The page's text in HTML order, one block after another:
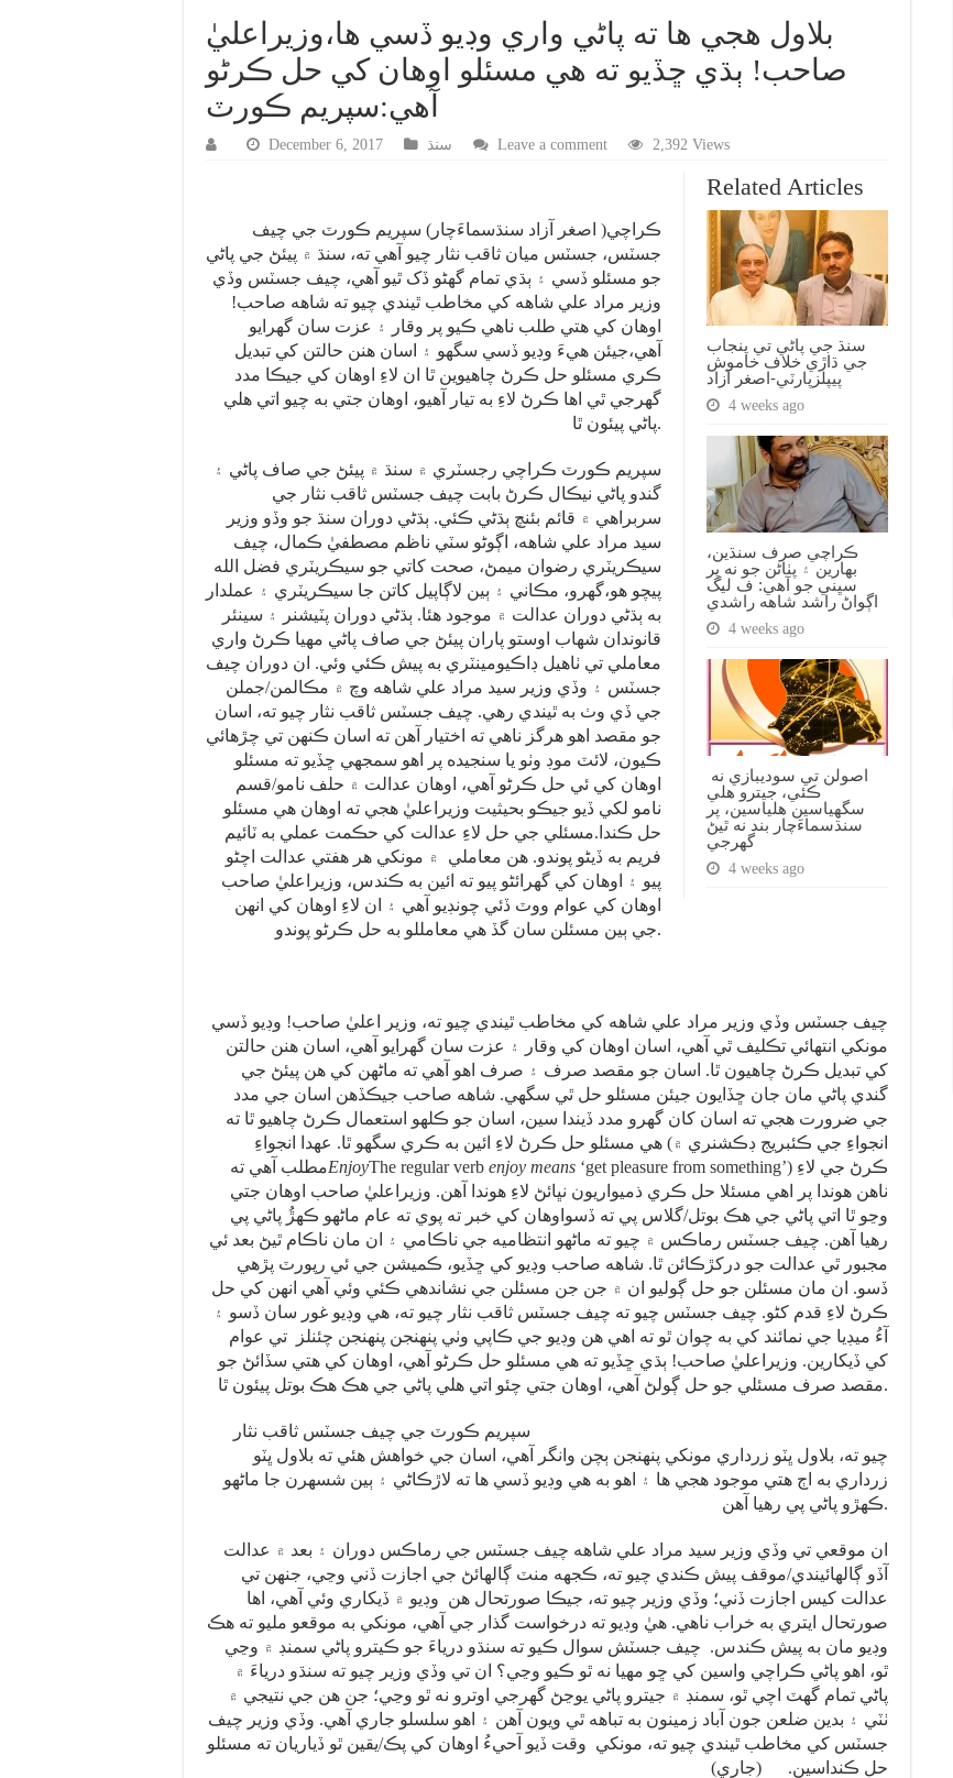
بلاول هجي ها ته پاڻي واري وڊيو ڏسي ها،وزيراعليٰ
صاحب! ٻڌي ڇڏيو ته هي مسئلو اوهان کي حل ڪرڻو
آهي:سپريم ڪورٽ
December 6, 2017 سنڌ Leave a comment 2,392 Views
Related Articles
سنڌ جي پاڻي تي پنجاب
جي ڌاڙي خلاف خاموش
پيپلزپارٽي-اصغر آزاد
4 weeks ago
ڪراچي صرف سنڌين،
بهارين ۽ پٺاڻن جو نه پر
سڀني جو آهي: ف ليگ
اڳواڻ راشد شاهه راشدي
4 weeks ago
ڪئي، جيترو هلي
سگهياسين هلياسين، پر
سنڌسماءَچار بند نه ٿيڻ
گهرجي
4 weeks ago
ڪراچي( اصغر آزاد سنڌسماءَچار) سپريم ڪورٽ جي چيف
جسٽس، جسٽس ميان ثاقب نثار چيو آهي ته، سنڌ ۾ پيئڻ جي پاڻي
جو مسئلو ڏسي ۽ ٻڌي تمام گهڻو ڏک ٿيو آهي، چيف جسٽس وڏي
وزير مراد علي شاهه کي مخاطب ٿيندي چيو ته شاهه صاحب!
اوهان کي هتي طلب ناهي ڪيو پر وقار ۽ عزت سان گهرايو
آهي،جيئن هيءَ وڊيو ڏسي سگهو ۽ اسان هنن حالتن کي تبديل
ڪري مسئلو حل ڪرڻ چاهيوين ٿا ان لاءِ اوهان کي جيڪا مدد
گهرجي ٿي اها ڪرڻ لاءِ به تيار آهيو، اوهان جتي به چيو اتي هلي
پاڻي پيئون ٿا.
سپريم ڪورٽ ڪراچي رجسٽري ۾ سنڌ ۾ پيئڻ جي صاف پاڻي ۽
گندو پاڻي نيڪال ڪرڻ بابت چيف جسٽس ثاقب نثار جي
سربراهي ۾ قائم بئنچ ٻڌڻي ڪئي. ٻڌڻي دوران سنڌ جو وڏو وزير
سيد مراد علي شاهه، اڳوڻو سٽي ناظم مصطفيٰ ڪمال، چيف
سيڪريٽري رضوان ميمڻ، صحت کاتي جو سيڪريٽري فضل الله
پيچو هو،گهرو، مڪاني ۽ ٻين لاڳاپيل کاتن جا سيڪريٽري ۽ عملدار
به ٻڌڻي دوران عدالت ۾ موجود هئا. ٻڌڻي دوران پٽيشنر ۽ سينئر
قانوندان شهاب اوستو پاران پيئڻ جي صاف پاڻي مهيا ڪرڻ واري
معاملي تي ٺاهيل ڊاڪيومينٽري به پيش ڪئي وئي. ان دوران چيف
جسٽس ۽ وڏي وزير سيد مراد علي شاهه وچ ۾ مڪالمن/جملن
جي ڏي وٺ به ٿيندي رهي. چيف جسٽس ثاقب نثار چيو ته، اسان
جو مقصد اهو هرگز ناهي ته اختيار آهن ته اسان ڪنهن تي چڙهائي
ڪيون، لائٽ موڊ وٺو يا سنجيده پر اهو سمجهي ڇڏيو ته مسئلو
اوهان کي ئي حل ڪرڻو آهي، اوهان عدالت ۾ حلف نامو/قسم
نامو لکي ڏيو جيڪو بحيثيت وزيراعليٰ هجي ته اوهان هي مسئلو
حل ڪندا.مسئلي جي حل لاءِ عدالت کي حڪمت عملي به ٽائيم
فريم به ڏيڻو پوندو. هن معاملي ۾ مونکي هر هفتي عدالت اچڻو
پيو ۽ اوهان کي گهرائڻو پيو ته ائين به ڪندس، وزيراعليٰ صاحب
اوهان کي عوام ووٽ ڏئي چونڊيو آهي ۽ ان لاءِ اوهان کي انهن
جي ٻين مسئلن سان گڏ هي معامللو به حل ڪرڻو پوندو.
چيف جسٽس وڏي وزير مراد علي شاهه کي مخاطب ٿيندي چيو ته، وزير اعليٰ صاحب! وڊيو ڏسي
مونکي انتهائي تڪليف ٿي آهي، اسان اوهان کي وقار ۽ عزت سان گهرايو آهي، اسان هنن حالتن
کي تبديل ڪرڻ چاهيون ٿا. اسان جو مقصد صرف ۽ صرف اهو آهي ته ماڻهن کي هن پيئڻ جي
گندي پاڻي مان جان ڇڏايون جيئن مسئلو حل ٿي سگهي. شاهه صاحب جيڪڏهن اسان جي مدد
جي ضرورت هجي ته اسان کان گهرو مدد ڏيندا سين، اسان جو ڪلهو استعمال ڪرڻ چاهيو ٿا ته
هي مسئلو حل ڪرڻ لاءِ ائين به ڪري سگهو ٿا. عهدا انجواءِ (انجواءِ جي ڪئبريج ڊڪشنري ۾
مطلب آهي تهEnjoyThe regular verb enjoy means ‘get pleasure from something’) ڪرڻ جي لاءِ
ناهن هوندا پر اهي مسئلا حل ڪري ذميواريون نڀائڻ لاءِ هوندا آهن. وزيراعليٰ صاحب اوهان جتي
وڃو ٿا اتي پاڻي جي هڪ بوتل/گلاس پي ته ڏسواوهان کي خبر ته پوي ته عام ماڻهو ڪهڙُ پاڻي پي
رهيا آهن. چيف جسٽس رماڪس ۾ چيو ته ماڻهو انتظاميه جي ناڪامي ۽ ان مان ناڪام ٿيڻ بعد ئي
مجبور ٿي عدالت جو درکڙڪائن ٿا. شاهه صاحب وڊيو کي ڇڏيو، ڪميشن جي ئي رپورٽ پڙهي
ڏسو. ان مان مسئلن جو حل ڳوليو ان ۾ جن جن مسئلن جي نشاندهي ڪئي وئي آهي انهن کي حل
ڪرڻ لاءِ قدم کڻو. چيف جسٽس چيو ته چيف جسٽس ثاقب نثار چيو ته، هي وڊيو غور سان ڏسو ۽
آءُ ميڊيا جي نمائند کي به چوان ٿو ته اهي هن وڊيو جي ڪاپي وٺي پنهنجن پنهنجن چئنلز تي عوام
کي ڏيکارين. وزيراعليٰ صاحب! ٻڌي ڇڏيو ته هي مسئلو حل ڪرڻو آهي، اوهان کي هتي سڏائڻ جو
مقصد صرف مسئلي جو حل ڳولڻ آهي، اوهان جتي چئو اتي هلي پاڻي جي هڪ هڪ بوتل پيئون ٿا.
سپريم ڪورٽ جي چيف جسٽس ثاقب نثار
چيو ته، بلاول ڀٽو زرداري مونکي پنهنجن ٻچن وانگر آهي، اسان جي خواهش هئي ته بلاول ڀٽو
زرداري به اڄ هتي موجود هجي ها ۽ اهو به هي وڊيو ڏسي ها ته لاڙڪاڻي ۽ ٻين شسهرن جا ماڻهو
ڪهڙو پاڻي پي رهيا آهن.
ان موقعي تي وڏي وزير سيد مراد علي شاهه چيف جسٽس جي رماڪس دوران ۽ بعد ۾ عدالت
آڏو ڳالهائيندي/موقف پيش ڪندي چيو ته، ڪجهه منٽ ڳالهائڻ جي اجازت ڏني وڃي، جنهن تي
عدالت کيس اجازت ڏني؛ وڏي وزير چيو ته، جيڪا صورتحال هن وڊيو ۾ ڏيکاري وئي آهي، اها
صورتحال ايتري به خراب ناهي. هيٰ وڊيو ته درخواست گذار جي آهي، مونکي به موقعو مليو ته هڪ
وڊيو مان به پيش ڪندس. چيف جسٽش سوال ڪيو ته سنڌو درياءَ جو ڪيترو پاڻي سمنڊ ۾ وڃي
ٿو، اهو پاڻي ڪراچي واسين کي ڇو مهيا نه ٿو ڪيو وڃي؟ ان تي وڏي وزير چيو ته سنڌو درياءَ ۾
پاڻي تمام گهٽ اچي ٿو، سمنڊ ۾ جيترو پاڻي يوڃڻ گهرجي اوترو نه ٿو وڃي؛ جن هن جي نتيجي ۾
ٺٽي ۽ بدين ضلعن جون آباد زمينون به تباهه ٿي ويون آهن ۽ اهو سلسلو جاري آهي. وڏي وزير چيف
جسٽس کي مخاطب ٿيندي چيو ته، مونکي وقت ڏيو آحيءُ اوهان کي پڪ/يقين ٿو ڏياريان ته مسئلو
حل ڪنداسين. (جاري)